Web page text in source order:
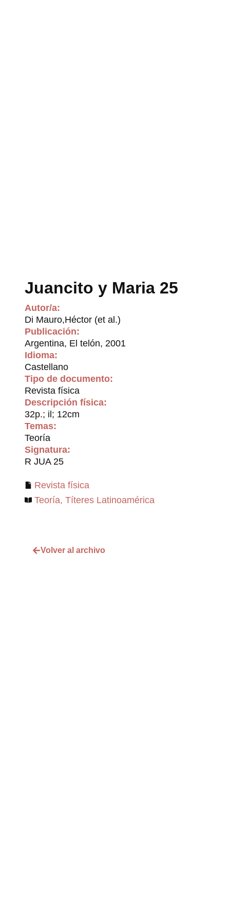
Juancito y Maria 25
Autor/a:
Di Mauro,Héctor (et al.)
Publicación:
Argentina, El telón, 2001
Idioma:
Castellano
Tipo de documento:
Revista física
Descripción física:
32p.; il; 12cm
Temas:
Teoría
Signatura:
R JUA 25
Revista física
Teoría, Títeres Latinoamérica
Volver al archivo